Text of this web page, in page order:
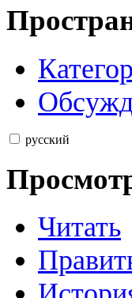
русский
Читать